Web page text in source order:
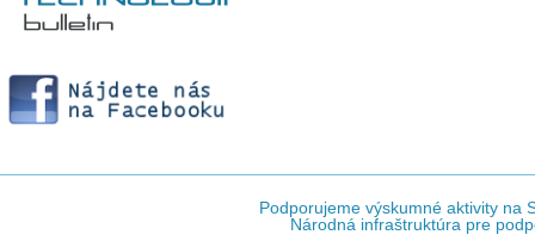
Podporujeme výskumné aktivity na
Národná infraštruktúra pre